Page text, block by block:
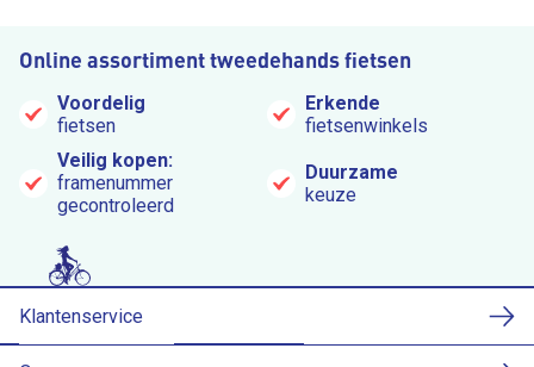
Online assortiment tweedehands fietsen
Voordelig
fietsen
Erkende
fietsenwinkels
Veilig kopen:
framenummer
gecontroleerd
Duurzame
keuze
Klantenservice